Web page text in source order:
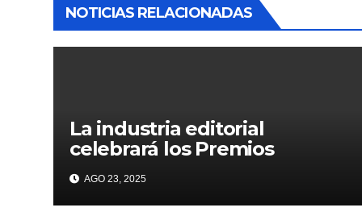
NOTICIAS RELACIONADAS
La industria editorial
celebrará los Premios
CANIEM 2025 el 12 de
noviembre
AGO 23, 2025